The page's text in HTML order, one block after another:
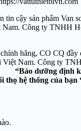
cậy sản phẩm Van
Nam. Công ty TNHH
hãng, CO CQ đầy
Việt Nam. Công ty
“Bảo dưỡng định
thọ hệ thống của bạn